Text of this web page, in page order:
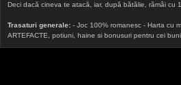
Deci dacă cineva te atacă, iar, după bătălie, rămâi cu
Trasaturi generale: - Joc 100% romanesc - Harta cu
ARTEFACTE, potiuni, haine si bonusuri pentru cei